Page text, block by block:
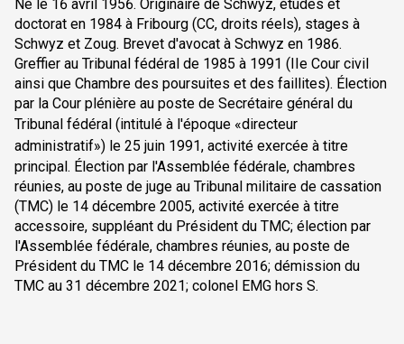
Né le 16 avril 1956. Originaire de Schwyz, études et
doctorat en 1984 à Fribourg (CC, droits réels), stages à
Schwyz et Zoug. Brevet d'avocat à Schwyz en 1986.
Greffier au Tribunal fédéral de 1985 à 1991 (IIe Cour civil
ainsi que Chambre des poursuites et des faillites). Élection
par la Cour plénière au poste de Secrétaire général du
Tribunal fédéral (intitulé à l'époque «directeur
administratif») le 25 juin 1991, activité exercée à titre
principal. Élection par l'Assemblée fédérale, chambres
réunies, au poste de juge au Tribunal militaire de cassation
(TMC) le 14 décembre 2005, activité exercée à titre
accessoire, suppléant du Président du TMC; élection par
l'Assemblée fédérale, chambres réunies, au poste de
Président du TMC le 14 décembre 2016; démission du
TMC au 31 décembre 2021; colonel EMG hors S.